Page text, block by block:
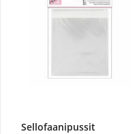
Sellofaanipussit